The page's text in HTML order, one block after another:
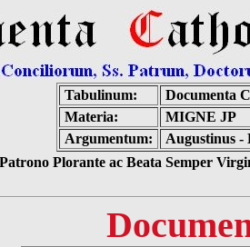
Tabulinum:
Documenta
Materia:
MIGNE JP
Argumentum:
Augustinus -
Plorante ac Beata Semper